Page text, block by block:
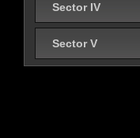
Sector IV
Sector V